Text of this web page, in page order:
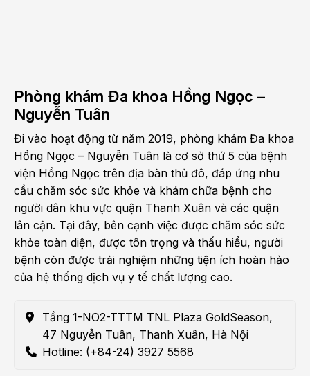
Phòng khám Đa khoa Hồng Ngọc –
Nguyễn Tuân
Đi vào hoạt động từ năm 2019, phòng khám Đa khoa
Hồng Ngọc – Nguyễn Tuân là cơ sở thứ 5 của bệnh
viện Hồng Ngọc trên địa bàn thủ đô, đáp ứng nhu
cầu chăm sóc sức khỏe và khám chữa bệnh cho
người dân khu vực quận Thanh Xuân và các quận
lân cận. Tại đây, bên cạnh việc được chăm sóc sức
khỏe toàn diện, được tôn trọng và thấu hiểu, người
bệnh còn được trải nghiệm những tiện ích hoàn hảo
của hệ thống dịch vụ y tế chất lượng cao.
Tầng 1-NO2-TTTM TNL Plaza GoldSeason,
47 Nguyễn Tuân, Thanh Xuân, Hà Nội
Hotline: (+84-24) 3927 5568